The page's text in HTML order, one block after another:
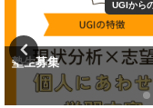
UGIから
塾生募集